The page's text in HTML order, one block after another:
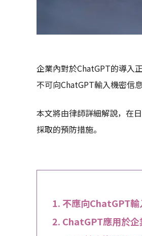
企業內對於ChatGPT的導入
不可向ChatGPT輸入機密信
本文將由律師詳細解說，在
採取的預防措施。
不應向ChatGPT
ChatGPT應用於